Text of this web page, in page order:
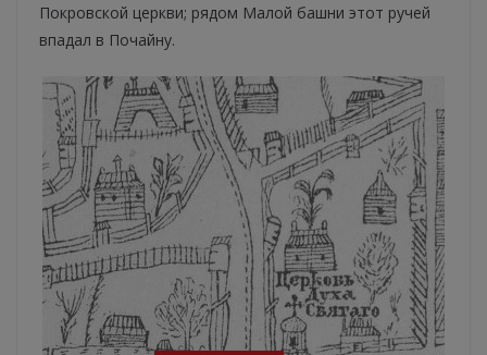
Покровской церкви; рядом Малой башни этот ручей
впадал в Почайну.